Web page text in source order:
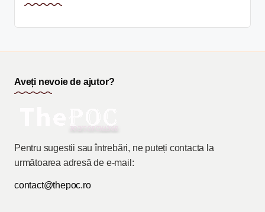
Aveți nevoie de ajutor?
Pentru sugestii sau întrebări, ne puteți contacta la
următoarea adresă de e-mail:
contact@thepoc.ro